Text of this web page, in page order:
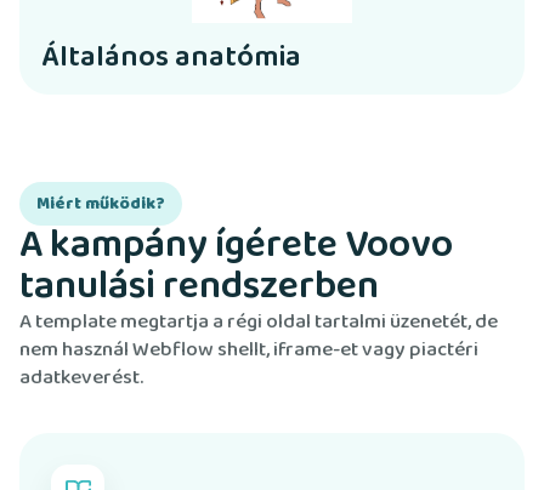
Általános anatómia
Miért működik?
A kampány ígérete Voovo
tanulási rendszerben
A template megtartja a régi oldal tartalmi üzenetét, de
nem használ Webflow shellt, iframe-et vagy piactéri
adatkeverést.